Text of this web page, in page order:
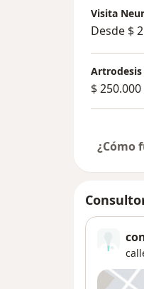
Visita
Desde $
$ 250.000
¿Cómo